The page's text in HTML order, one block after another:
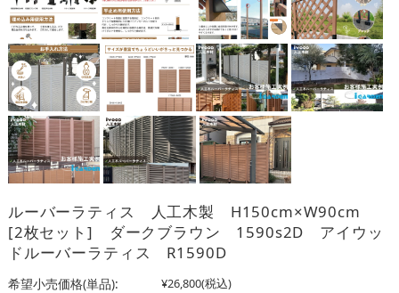
ルーバーラティス 人工木製 H150cm×W90cm
[2枚セット] ダークブラウン 1590s2D アイウッ
ドルーバーラティス R1590D
希望小売価格(単品): ¥26,800(税込)